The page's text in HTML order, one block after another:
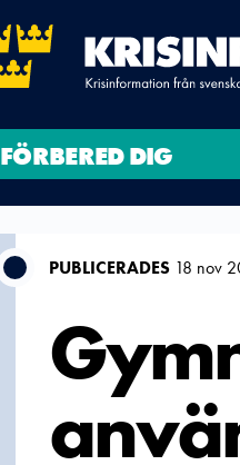
FÖRBERED DIG
PUBLICERADES 18 nov